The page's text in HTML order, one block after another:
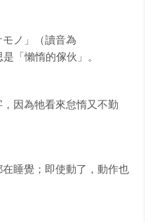
ノ」（讀音為
「懶惰的傢伙」。
因為牠看來怠惰又不勤
睡覺；即使動了，動作也